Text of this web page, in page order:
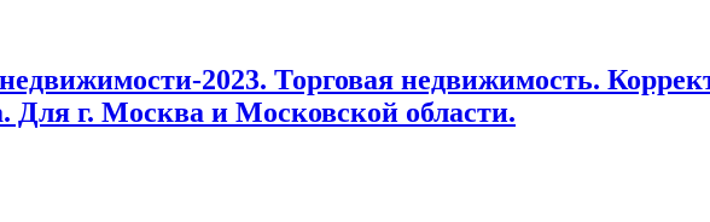
2023. Торговая недвижимость.
Для г. Москва и Московской области.